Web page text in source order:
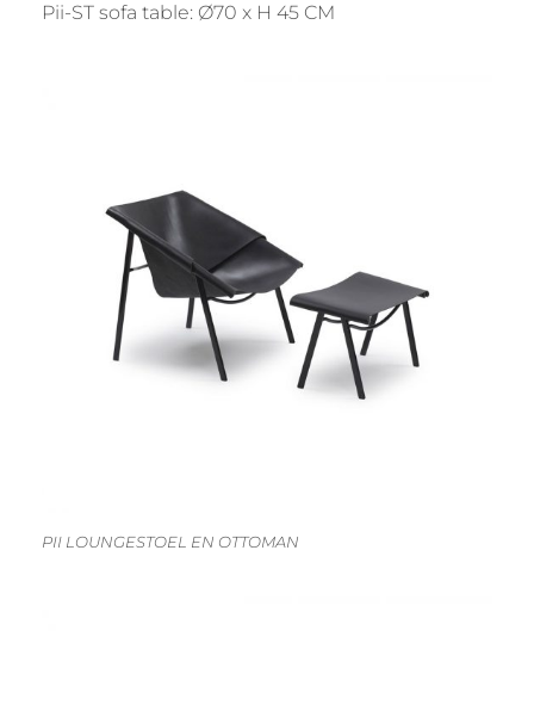
Pii-ST sofa table: Ø70 x H 45 CM
PII LOUNGESTOEL EN OTTOMAN